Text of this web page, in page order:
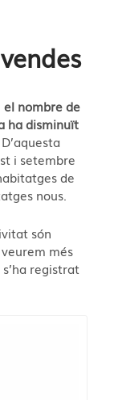
el nombre de
ha disminuït
i setembre
de
nous.
són
més
registrat